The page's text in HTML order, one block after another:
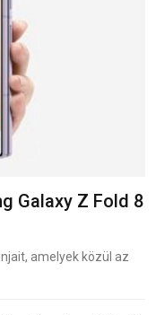
Galaxy Z Fold 8
amelyek közül az